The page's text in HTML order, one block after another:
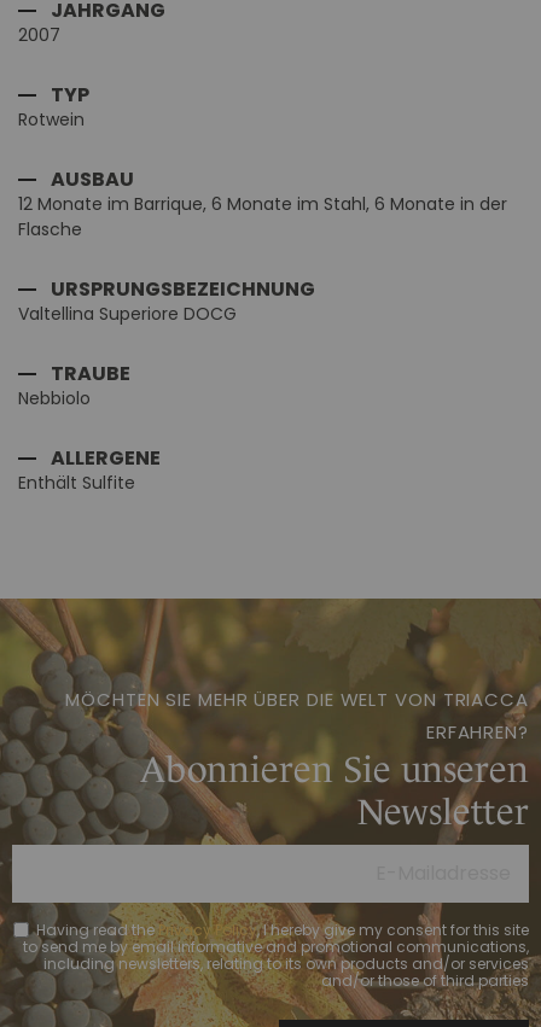
JAHRGANG
2007
TYP
Rotwein
AUSBAU
12 Monate im Barrique, 6 Monate im Stahl, 6 Monate in der
Flasche
URSPRUNGSBEZEICHNUNG
Valtellina Superiore DOCG
TRAUBE
Nebbiolo
ALLERGENE
Enthält Sulfite
MÖCHTEN SIE MEHR ÜBER DIE WELT VON TRIACCA
ERFAHREN?
Abonnieren Sie unseren
Newsletter
Having read thePrivacy Policy, I hereby give my consent for this site
to send me by email informative and promotional communications,
including newsletters, relating to its own products and/or services
and/or those of third parties